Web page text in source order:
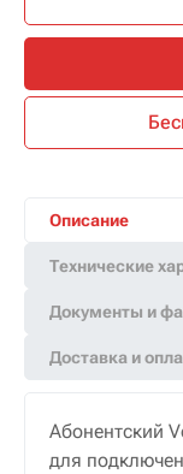
Описание
Технические
Документы и
Доставка и
Абонентский
для